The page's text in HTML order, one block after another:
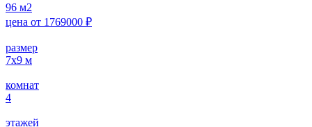
96 м2
цена от 1769000 ₽
размер
7х9 м
комнат
4
этажей